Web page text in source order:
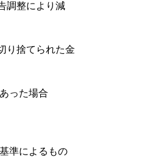
調整により減
り捨てられた金
った場合
準によるもの